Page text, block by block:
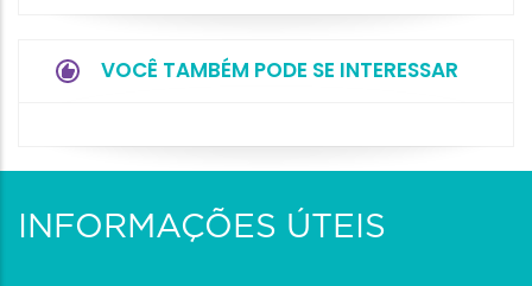
VOCÊ TAMBÉM PODE SE INTERESSAR
INFORMAÇÕES ÚTEIS